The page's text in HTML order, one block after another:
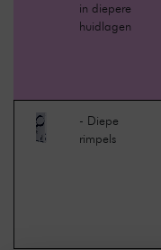
in diepere
huidlagen
- Diepe
rimpels